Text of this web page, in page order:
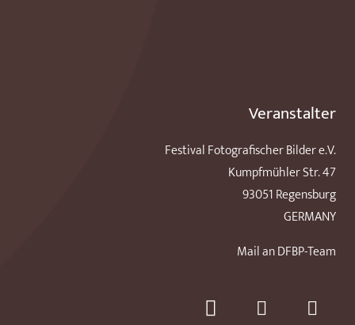
Veranstalter
Festival Fotografischer Bilder e.V.
Kumpfmühler Str. 47
93051 Regensburg
GERMANY
Mail an DFBP-Team